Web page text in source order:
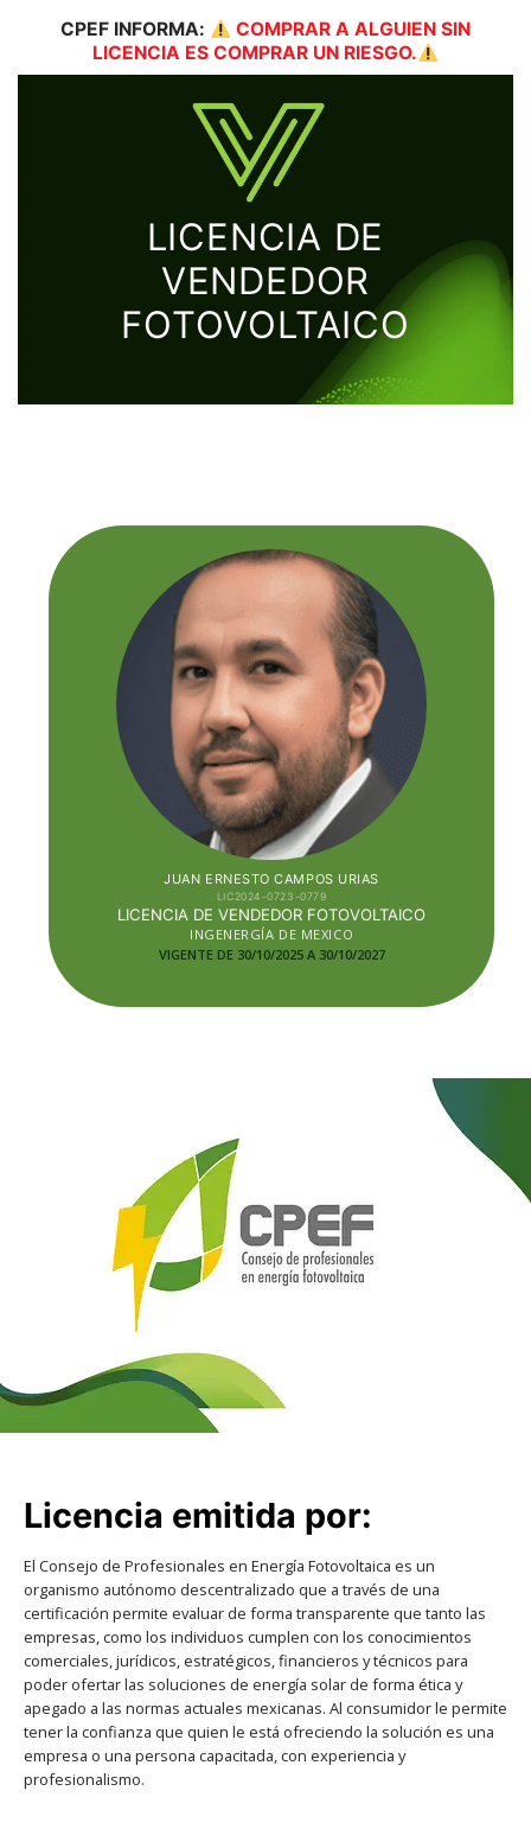
CPEF INFORMA:
COMPRAR A ALGUIEN SIN
LICENCIA ES COMPRAR UN RIESGO.
LICENCIA DE
VENDEDOR
FOTOVOLTAICO
JUAN ERNESTO CAMPOS URIAS
LIC2024-0723-0779
LICENCIA DE VENDEDOR FOTOVOLTAICO
INGENERGÍA DE MEXICO
VIGENTE DE 30/10/2025 A 30/10/2027
Licencia emitida por:
El Consejo de Profesionales en Energía Fotovoltaica es un
organismo autónomo descentralizado que a través de una
certificación permite evaluar de forma transparente que tanto las
empresas, como los individuos cumplen con los conocimientos
comerciales, jurídicos, estratégicos, financieros y técnicos para
poder ofertar las soluciones de energía solar de forma ética y
apegado a las normas actuales mexicanas. Al consumidor le permite
tener la confianza que quien le está ofreciendo la solución es una
empresa o una persona capacitada, con experiencia y
profesionalismo.